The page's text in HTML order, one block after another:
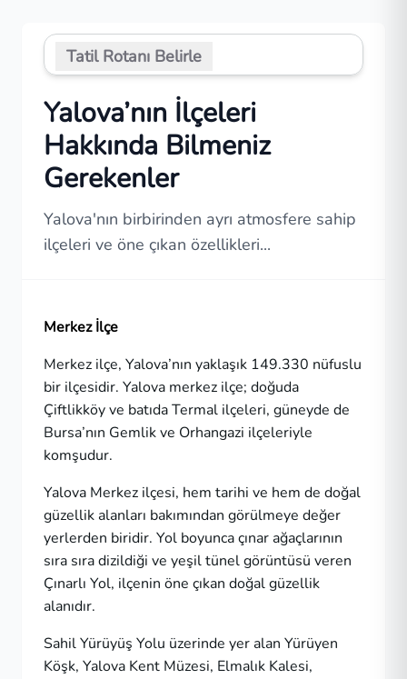
Tatil Rotanı Belirle
Yalova’nın İlçeleri
Hakkında Bilmeniz
Gerekenler
Yalova'nın birbirinden ayrı atmosfere sahip
ilçeleri ve öne çıkan özellikleri...
Merkez İlçe
Merkez ilçe, Yalova’nın yaklaşık 149.330 nüfuslu
bir ilçesidir. Yalova merkez ilçe; doğuda
Çiftlikköy ve batıda Termal ilçeleri, güneyde de
Bursa’nın Gemlik ve Orhangazi ilçeleriyle
komşudur.
Yalova Merkez ilçesi, hem tarihi ve hem de doğal
güzellik alanları bakımından görülmeye değer
yerlerden biridir. Yol boyunca çınar ağaçlarının
sıra sıra dizildiği ve yeşil tünel görüntüsü veren
Çınarlı Yol, ilçenin öne çıkan doğal güzellik
alanıdır.
Sahil Yürüyüş Yolu üzerinde yer alan Yürüyen
Köşk, Yalova Kent Müzesi, Elmalık Kalesi,